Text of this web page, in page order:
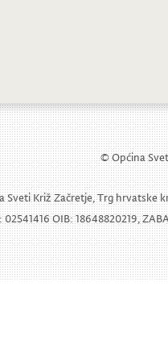
© Općina
Sveti Križ Začretje, Trg hrvatske
02541416 OIB: 18648820219,